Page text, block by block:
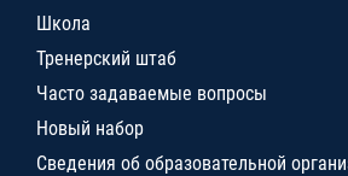
Школа
Тренерский штаб
Часто задаваемые вопросы
Новый набор
Сведения об образовательной